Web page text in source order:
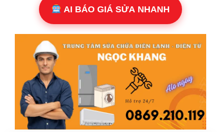
AI BÁO GIÁ SỬA NHANH